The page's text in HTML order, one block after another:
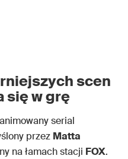
scen
się w grę
serial
przez Matta
na łamach stacji FOX.